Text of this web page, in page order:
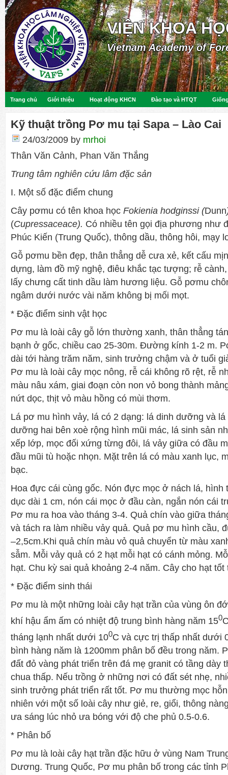
VIỆN KHOA
Vietnam Academy of
Trang chủ Giới thiệu Hoạt động KHCN Đào tạo và HTQT
Kỹ thuật trồng Pơ mu tại Sapa – Lào Cai
24/03/2009 by mrhoi
Thân Văn Cảnh, Phan Văn Thắng
Trung tâm nghiên cứu lâm đặc sản
I. Một số đặc điểm chung
Cây pơmu có tên khoa học Fokienia hodginssi (Dunn
(Cupressaceace). Có nhiều tên gọi địa phương như
Phúc Kiến (Trung Quốc), thông dầu, thông hôi, mạy
Gỗ pơmu bền đẹp, thân thẳng dễ cưa xẻ, kết cấu
dựng, làm đồ mỹ nghệ, điêu khắc tạc tượng; rễ
lấy chưng cất tinh dầu làm hương liệu. Gỗ pơmu
ngâm dưới nước vài năm không bị mối mọt.
* Đặc điểm sinh vật học
Pơ mu là loài cây gỗ lớn thường xanh, thân thẳng
bạnh ở gốc, chiều cao 25-30m. Đường kính 1-2 m.
dài tới hàng trăm năm, sinh trưởng chậm và ở tuổi
Pơ mu là loài cây mọc nông, rễ cái không rõ rệt, rễ
màu nâu xám, giai đoạn còn non vỏ bong thành
nứt dọc, thịt vỏ màu hồng có mùi thơm.
Lá pơ mu hình vảy, lá có 2 dạng: lá dinh dưỡng và
dưỡng hai bên xoè rộng hình mũi mác, lá sinh sản
xếp lớp, mọc đối xứng từng đôi, lá vảy giữa có đầu
đầu mũi tù hoặc nhọn. Mặt trên lá có màu xanh lục,
bạc.
Hoa đực cái cùng gốc. Nón đực mọc ở nách lá, hình
dục dài 1 cm, nón cái mọc ở đầu càn, ngắn nón cái
Pơ mu ra hoa vào tháng 3-4. Quả chín vào giữa
và tách ra làm nhiều vảy quả. Quả pơ mu hình cầu,
–2,5cm.Khi quả chín màu vỏ quả chuyển từ màu
sẫm. Mỗi vảy quả có 2 hạt mỗi hạt có cánh mỏng.
hạt. Chu kỳ sai quả khoảng 2-4 năm. Cây cho hạt
* Đặc điểm sinh thái
Pơ mu là một những loài cây hạt trần của vùng ôn
khí hậu ẩm ấm có nhiệt độ trung bình hàng năm 150
tháng lạnh nhất dưới 100C và cực trị thấp nhất dưới
bình hàng năm là 1200mm phân bố đều trong năm.
đất đỏ vàng phát triển trên đá mẹ granit có tầng dày
chua thấp. Nếu trồng ở những nơi có đất sét nhẹ,
sinh trưởng phát triển rất tốt. Pơ mu thường mọc
nhiên với một số loài cây như giẻ, re, giổi, thông
ưa sáng lúc nhỏ ưa bóng với độ che phủ 0.5-0.6.
* Phân bố
Pơ mu là loài cây hạt trần đặc hữu ở vùng Nam
Dương. Trung Quốc, Pơ mu phân bố trong các tỉnh